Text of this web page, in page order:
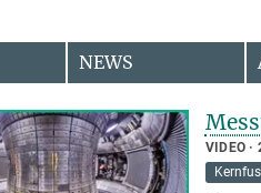
NEWS
VIDEO